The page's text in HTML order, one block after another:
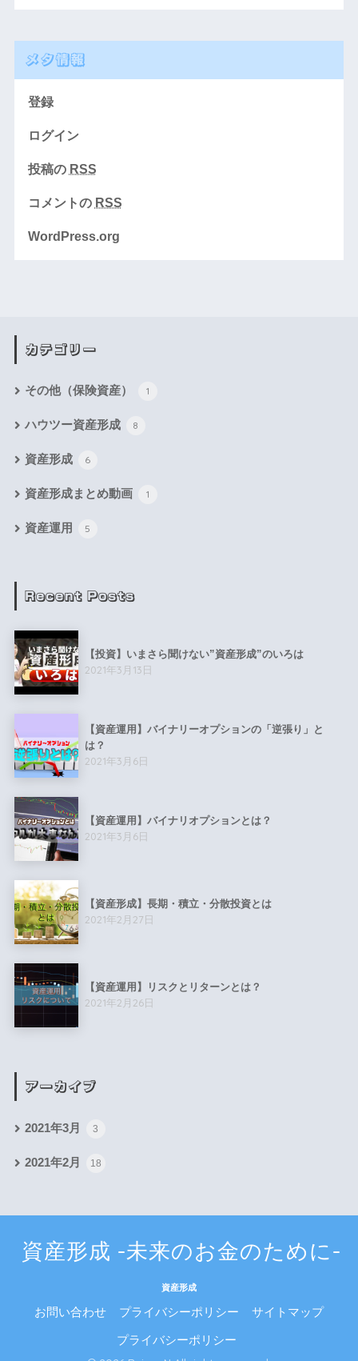
メタ情報
登録
ログイン
投稿の RSS
コメントの RSS
WordPress.org
カテゴリー
その他（保険資産） 1
ハウツー資産形成 8
資産形成 6
資産形成まとめ動画 1
資産運用 5
Recent Posts
【投資】いまさら聞けない”資産形成”のいろは
2021年3月13日
【資産運用】バイナリーオプションの「逆張り」と
は？
2021年3月6日
【資産運用】バイナリオプションとは？
2021年3月6日
【資産形成】長期・積立・分散投資とは
2021年2月27日
【資産運用】リスクとリターンとは？
2021年2月26日
アーカイブ
2021年3月 3
2021年2月 18
資産形成 -未来のお金のために-
資産形成
お問い合わせ プライバシーポリシー サイトマップ
プライバシーポリシー